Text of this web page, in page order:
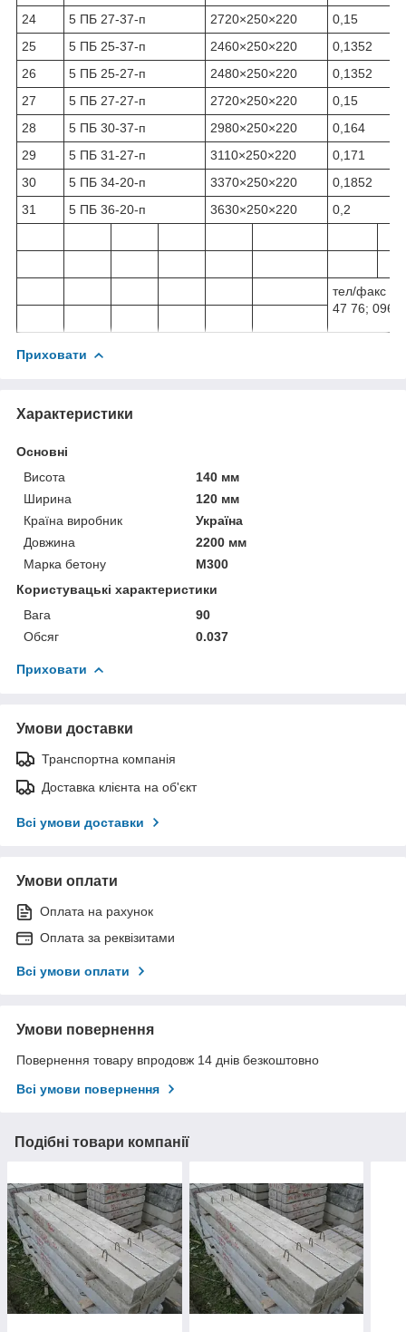
24
5 ПБ 27-37-п 2720×250×220
0,15
25
5 ПБ 25-37-п 2460×250×220
0,1352
26
5 ПБ 25-27-п 2480×250×220
0,1352
27
5 ПБ 27-27-п 2720×250×220
0,15
28
5 ПБ 30-37-п 2980×250×220
0,164
29
5 ПБ 31-27-п 3110×250×220
0,171
30
5 ПБ 34-20-п 3370×250×220
0,1852
31
5 ПБ 36-20-п 3630×250×220 0,2
тел/факс
47 76; 096
Приховати
Характеристики
Основні
Висота
140 мм
Ширина
120 мм
Країна виробник
Україна
Довжина
2200 мм
Марка бетону
М300
Користувацькi характеристики
Вага
90
Обсяг
0.037
Приховати
Умови доставки
Транспортна компанія
Доставка клієнта на об'єкт
Всі умови доставки
Умови оплати
Оплата на рахунок
Оплата за реквізитами
Всі умови оплати
Умови повернення
Повернення товару впродовж 14 днів безкоштовно
Всі умови повернення
Подібні товари компанії